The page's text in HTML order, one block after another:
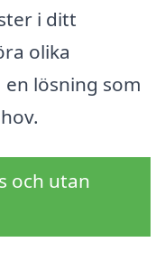
i ditt
olika
lösning som
och utan